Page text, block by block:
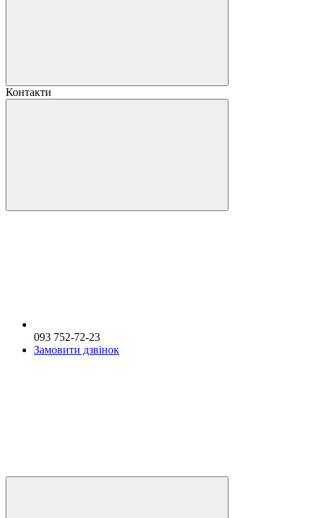
Контакти
093 752-72-23
Замовити дзвінок